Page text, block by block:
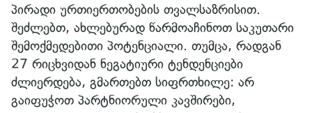
პირადი ურთიერთობების თვალსაზრისით.
შეძლებთ, ახლებურად წარმოაჩინოთ საკუთარი
შემოქმედებითი პოტენციალი. თუმცა, რადგან
27 რიცხვიდან ნეგატიური ტენდენციები
ძლიერდება, გმართებთ სიფრთხილე: არ
გაიფუჭოთ პარტნიორული კავშირები,